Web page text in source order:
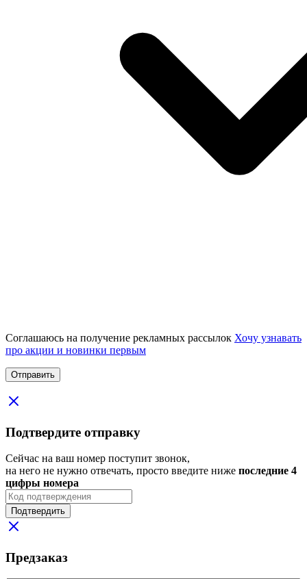
Соглашаюсь на получение рекламных рассылок Хочу узнавать
про акции и новинки первым
Подтвердите отправку
Сейчас на ваш номер поступит звонок,
на него не нужно отвечать, просто введите ниже последние 4
цифры номера
Подтвердить
Предзаказ